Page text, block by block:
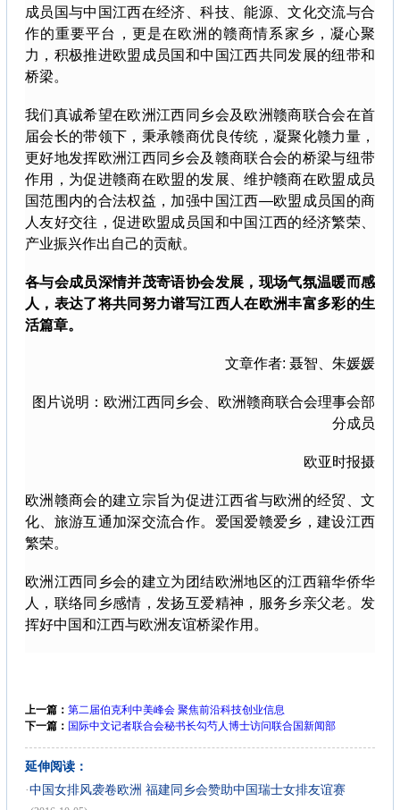
成员国与中国江西在经济、科技、能源、文化交流与合
作的重要平台，更是在欧洲的赣商情系家乡，凝心聚
力，积极推进欧盟成员国和中国江西共同发展的纽带和
桥梁。
我们真诚希望在欧洲江西同乡会及欧洲赣商联合会在首
届会长的带领下，秉承赣商优良传统，凝聚化赣力量，
更好地发挥欧洲江西同乡会及赣商联合会的桥梁与纽带
作用，为促进赣商在欧盟的发展、维护赣商在欧盟成员
国范围内的合法权益，加强中国江西—欧盟成员国的商
人友好交往，促进欧盟成员国和中国江西的经济繁荣、
产业振兴作出自己的贡献。
各与会成员深情并茂寄语协会发展，现场气氛温暖而感
人，表达了将共同努力谱写江西人在欧洲丰富多彩的生
活篇章。
文章作者: 聂智、朱媛媛
图片说明：欧洲江西同乡会、欧洲赣商联合会理事会部
分成员
欧亚时报摄
欧洲赣商会的建立宗旨为促进江西省与欧洲的经贸、文
化、旅游互通加深交流合作。爱国爱赣爱乡，建设江西
繁荣。
欧洲江西同乡会的建立为团结欧洲地区的江西籍华侨华
人，联络同乡感情，发扬互爱精神，服务乡亲父老。发
挥好中国和江西与欧洲友谊桥梁作用。
上一篇： 第二届伯克利中美峰会 聚焦前沿科技创业信息
下一篇： 国际中文记者联合会秘书长勾芍人博士访问联合国新闻部
延伸阅读：
·中国女排风袭卷欧洲 福建同乡会赞助中国瑞士女排友谊赛